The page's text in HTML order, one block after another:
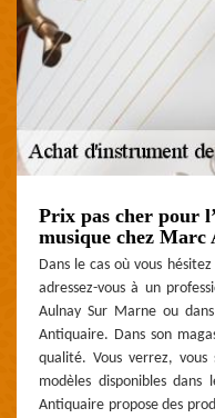
Prix pas cher pour
musique chez
Dans le cas où vous
adressez-vous à un
Aulnay Sur Marne ou
Antiquaire. Dans son
qualité. Vous verrez, vous
modèles disponibles
Antiquaire propose des